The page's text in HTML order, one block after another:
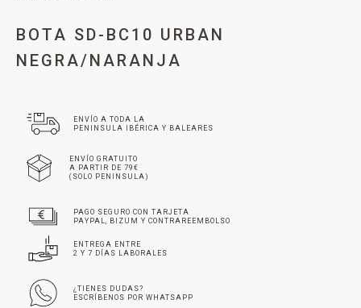
BOTA SD-BC10 URBAN
NEGRA/NARANJA
ENVÍO A TODA LA
PENINSULA IBÉRICA Y BALEARES
ENVÍO GRATUITO
A PARTIR DE 79€
(SOLO PENINSULA)
PAGO SEGURO CON TARJETA
PAYPAL, BIZUM Y CONTRAREEMBOLSO
ENTREGA ENTRE
2 Y 7 DÍAS LABORALES
¿TIENES DUDAS?
ESCRÍBENOS POR WHATSAPP